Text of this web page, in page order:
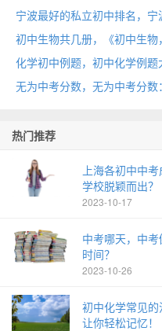
宁波最好的私立初中排名，宁
初中生物共几册，《初中生物
无为中考分数，无为中考分
热门推荐
上海各初中中
学校脱颖而出？
2023-10-17
中考哪天，中
时间？
2023-10-26
初中化学常见的
让你轻松记忆！